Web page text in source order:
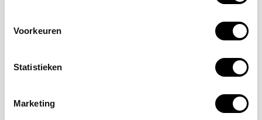
Voorkeuren
Statistieken
Marketing
Naam